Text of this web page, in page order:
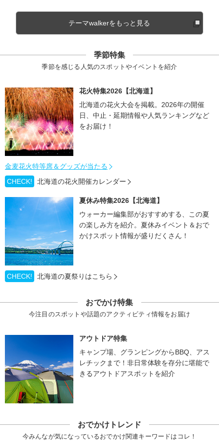
テーマwalkerをもっと見る
季節特集
季節を感じる人気のスポットやイベントを紹介
花火特集2026【北海道】
北海道の花火大会を掲載。2026年の開催
日、中止・延期情報や人気ランキングなど
をお届け！
金麦花火特等席＆グッズが当たる
CHECK!
北海道の花火開催カレンダー
夏休み特集2026【北海道】
ウォーカー編集部がおすすめする、この夏
の楽しみ方を紹介。夏休みイベント＆おで
かけスポット情報が盛りだくさん！
CHECK! 北海道の夏祭りはこちら
おでかけ特集
今注目のスポットや話題のアクティビティ情報をお届け
アウトドア特集
キャンプ場、グランピングからBBQ、アス
レチックまで！非日常体験を存分に堪能で
きるアウトドアスポットを紹介
おでかけトレンド
今みんなが気になっているおでかけ関連キーワードはコレ！